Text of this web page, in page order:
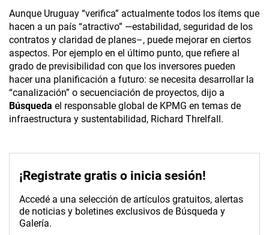
Aunque Uruguay “verifica” actualmente todos los ítems que
hacen a un país “atractivo” —estabilidad, seguridad de los
contratos y claridad de planes–, puede mejorar en ciertos
aspectos. Por ejemplo en el último punto, que refiere al
grado de previsibilidad con que los inversores pueden
hacer una planificación a futuro: se necesita desarrollar la
“canalización” o secuenciación de proyectos, dijo a
Búsqueda el responsable global de KPMG en temas de
infraestructura y sustentabilidad, Richard Threlfall.
¡Registrate gratis o inicia sesión!
Accedé a una selección de artículos gratuitos, alertas
de noticias y boletines exclusivos de Búsqueda y
Galería.